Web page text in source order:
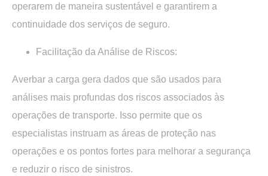
operarem de maneira sustentável e garantirem a
continuidade dos serviços de seguro.
Facilitação da Análise de Riscos:
Averbar a carga gera dados que são usados ​​para
análises mais profundas dos riscos associados às
operações de transporte. Isso permite que os
especialistas instruam as áreas de proteção nas
operações e os pontos fortes para melhorar a segurança
e reduzir o risco de sinistros.